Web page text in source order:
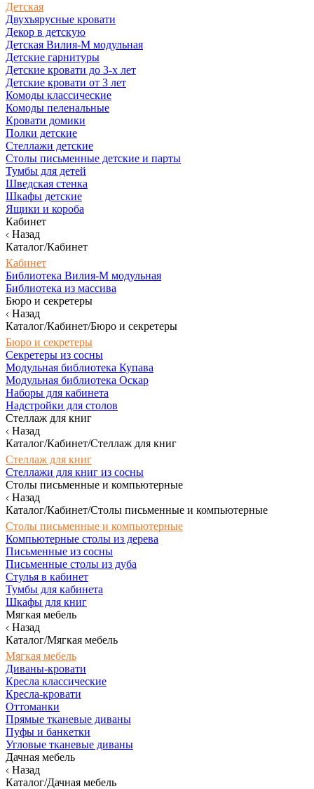
Детская
Двухъярусные кровати
Декор в детскую
Детская Вилия-М модульная
Детские гарнитуры
Детские кровати до 3-х лет
Детские кровати от 3 лет
Комоды классические
Комоды пеленальные
Кровати домики
Полки детские
Стеллажи детские
Столы письменные детские и парты
Тумбы для детей
Шведская стенка
Шкафы детские
Ящики и короба
Кабинет
Назад
Каталог/Кабинет
Кабинет
Библиотека Вилия-М модульная
Библиотека из массива
Бюро и секретеры
Назад
Каталог/Кабинет/Бюро и секретеры
Бюро и секретеры
Секретеры из сосны
Модульная библиотека Купава
Модульная библиотека Оскар
Наборы для кабинета
Надстройки для столов
Стеллаж для книг
Назад
Каталог/Кабинет/Стеллаж для книг
Стеллаж для книг
Стеллажи для книг из сосны
Столы письменные и компьютерные
Назад
Каталог/Кабинет/Столы письменные и компьютерные
Столы письменные и компьютерные
Компьютерные столы из дерева
Письменные из сосны
Письменные столы из дуба
Стулья в кабинет
Тумбы для кабинета
Шкафы для книг
Мягкая мебель
Назад
Каталог/Мягкая мебель
Мягкая мебель
Диваны-кровати
Кресла классические
Кресла-кровати
Оттоманки
Прямые тканевые диваны
Пуфы и банкетки
Угловые тканевые диваны
Дачная мебель
Назад
Каталог/Дачная мебель